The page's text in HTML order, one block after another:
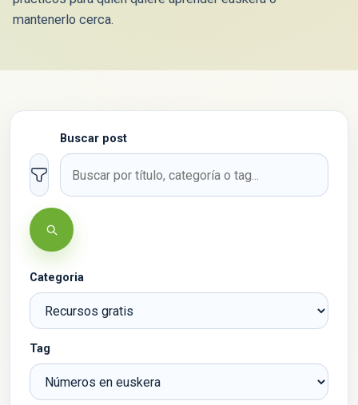
mantenerlo cerca.
Filtros
Buscar post
Buscar
Categoria
Tag